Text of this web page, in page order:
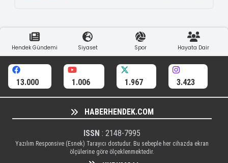
Hendek Gündemi Siyaset Spor Hayata Dair
13.000 1.006 1.967 3.423
HABERHENDEK.COM
ISSN : 2148-7995
Yazılım Responsive (Esnek) Tarayıcı dostudur. Bu sebeple her cihazda ekran
ölçülerine göre ölçeklenmektedir.